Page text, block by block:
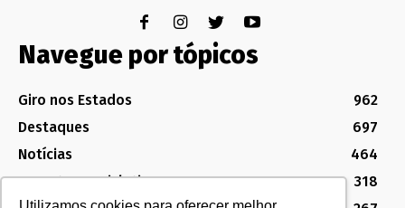
Navegue por tópicos
Giro nos Estados
962
Destaques
697
Notícias
464
Assuntos Legislativos
318